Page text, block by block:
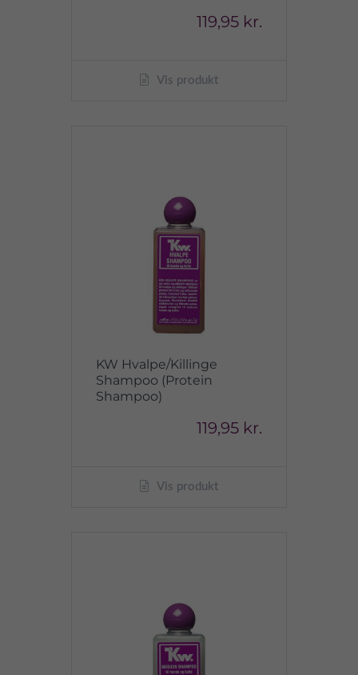
119,95 kr.
Vis produkt
KW Hvalpe/Killinge
Shampoo (Protein
Shampoo)
119,95 kr.
Vis produkt